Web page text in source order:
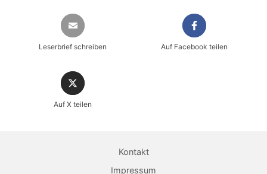
Dauerhaft als PDF behalten
Leserbrief schreiben Auf Facebook teilen
Auf X teilen
Kontakt
Impressum